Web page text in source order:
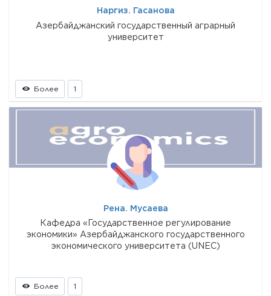
Наргиз. Гасанова
Азербайджанский государственный аграрный
университет
Более 1
Рена. Мусаева
Кафедра «Государственное регулирование
экономики» Азербайджанского государственного
экономического университета (UNEC)
Более 1